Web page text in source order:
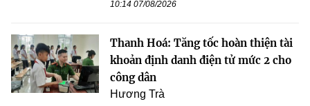
10:14 07/08/2026
Thanh Hoá: Tăng tốc hoàn thiện tài
khoản định danh điện tử mức 2 cho
công dân
Hương Trà